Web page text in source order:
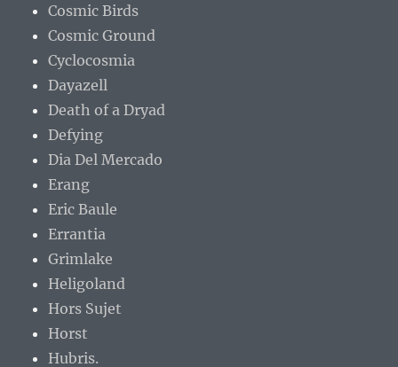
Cosmic Birds
Cosmic Ground
Cyclocosmia
Dayazell
Death of a Dryad
Defying
Dia Del Mercado
Erang
Eric Baule
Errantia
Grimlake
Heligoland
Hors Sujet
Horst
Hubris.